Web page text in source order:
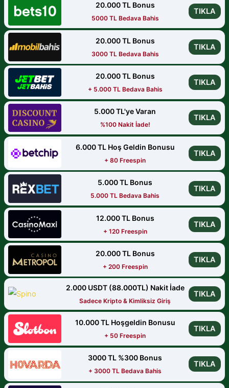
20.000 TL Bonus
5000 TL Bedava Bahis
TIKLA
20.000 TL Bonus
3000 TL Bedava Bahis
TIKLA
20.000 TL Bonus
+ 5.000 TL Bedava Bahis
TIKLA
5.000 TL'ye Varan
%100 Nakit İade!
TIKLA
6.000 TL Hoş Geldin Bonusu
+ 80 Freespin
TIKLA
5.000 TL Bonus
5.000 TL Bedava Bahis
TIKLA
12.000 TL Bonus
+ 120 Freespin
TIKLA
20.000 TL Bonus
+ 200 Freespin
TIKLA
2.000 USDT (88.000TL) Nakit İade
Sadece Kripto & Kimliksiz Giriş
TIKLA
10.000 TL Hoşgeldin Bonusu
+ 50 Freespin
TIKLA
3000 TL %300 Bonus
+ 3000 TL Bedava Bahis
TIKLA